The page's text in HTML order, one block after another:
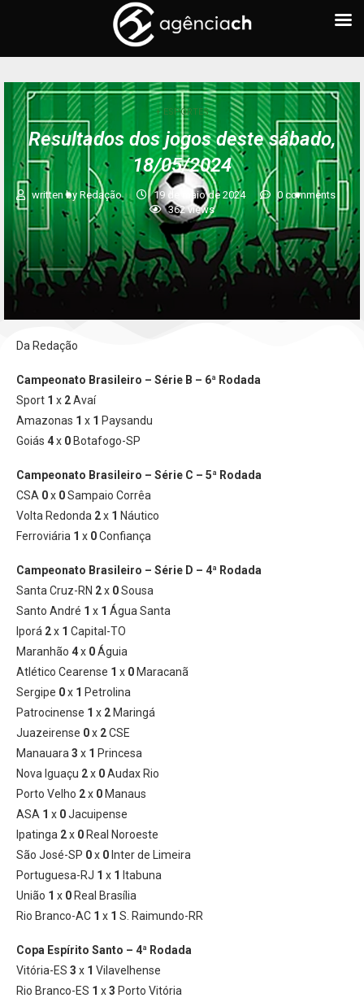
+ ESPORTES
Resultados dos jogos deste sábado,
18/05/2024
written by Redação 19 de maio de 2024
0 comments
362views
Da Redação
Campeonato Brasileiro – Série B – 6ª Rodada
Sport 1 x 2Avaí
Amazonas 1 x 1 Paysandu
Goiás 4x 0 Botafogo-SP
Campeonato Brasileiro – Série C – 5ª Rodada
CSA 0x 0Sampaio Corrêa
Volta Redonda 2x 1 Náutico
Ferroviária 1 x 0Confiança
Campeonato Brasileiro – Série D – 4ª Rodada
Santa Cruz-RN 2x 0Sousa
Santo André 1 x 1 Água Santa
Iporá 2x 1 Capital-TO
Maranhão 4x 0Águia
Atlético Cearense 1 x 0 Maracanã
Sergipe 0x 1 Petrolina
Patrocinense 1 x 2 Maringá
Juazeirense 0x 2CSE
Manauara 3 x 1 Princesa
Nova Iguaçu 2x 0Audax Rio
Porto Velho 2x 0 Manaus
ASA 1 x 0Jacuipense
Ipatinga 2x 0 Real Noroeste
São José-SP 0x 0 Inter de Limeira
Portuguesa-RJ 1 x 1 Itabuna
União 1 x 0 Real Brasília
Rio Branco-AC 1 x 1 S. Raimundo-RR
Copa Espírito Santo – 4ª Rodada
Vitória-ES 3 x 1 Vilavelhense
Rio Branco-ES 1 x3 Porto Vitória